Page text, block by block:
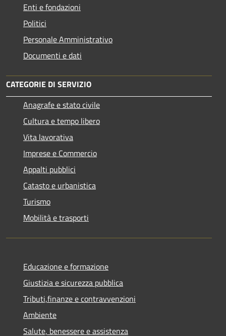
Enti e fondazioni
Politici
Personale Amministrativo
Documenti e dati
CATEGORIE DI SERVIZIO
Anagrafe e stato civile
Cultura e tempo libero
Vita lavorativa
Imprese e Commercio
Appalti pubblici
Catasto e urbanistica
Turismo
Mobilità e trasporti
Educazione e formazione
Giustizia e sicurezza pubblica
Tributi,finanze e contravvenzioni
Ambiente
Salute, benessere e assistenza